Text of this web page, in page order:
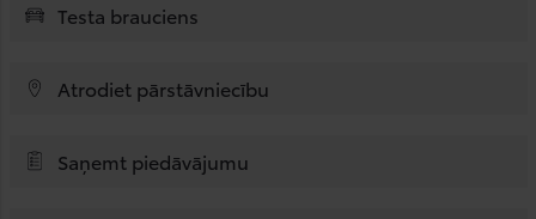
Testa brauciens
Atrodiet pārstāvniecību
Saņemt piedāvājumu